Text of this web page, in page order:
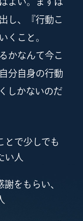
し、『行動こ
くこと。
かなんて今こ
自分自身の行動
しかないのだ
とで少しでも
い人
をもらい、